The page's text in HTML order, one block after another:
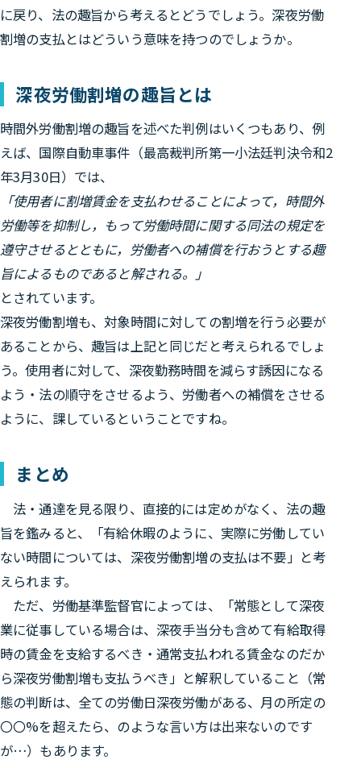
に戻り、法の趣旨から考えるとどうでしょう。深夜労働
割増の支払とはどういう意味を持つのでしょうか。
深夜労働割増の趣旨とは
時間外労働割増の趣旨を述べた判例はいくつもあり、例
えば、国際自動車事件（最高裁判所第一小法廷判決令和2
年3月30日）では、
「使用者に割増賃金を支払わせることによって，時間外
労働等を抑制し，もって労働時間に関する同法の規定を
遵守させるとともに，労働者への補償を行おうとする趣
旨によるものであると解される。」
とされています。
深夜労働割増も、対象時間に対しての割増を行う必要が
あることから、趣旨は上記と同じだと考えられるでしょ
う。使用者に対して、深夜勤務時間を減らす誘因になる
よう・法の順守をさせるよう、労働者への補償をさせる
ように、課しているということですね。
まとめ
法・通達を見る限り、直接的には定めがなく、法の趣
旨を鑑みると、
「有給休暇のように、実際に労働してい
ない時間については、深夜労働割増の支払は不要」 と考
えられます。
ただ、労働基準監督官によっては、「常態として深夜
業に従事している場合は、深夜手当分も含めて有給取得
時の賃金を支給するべき・通常支払われる賃金なのだか
ら深夜労働割増も支払うべき」と解釈していること（常
態の判断は、全ての労働日深夜労働がある、月の所定の
〇〇%を超えたら、のような言い方は出来ないのです
が…）もあります。